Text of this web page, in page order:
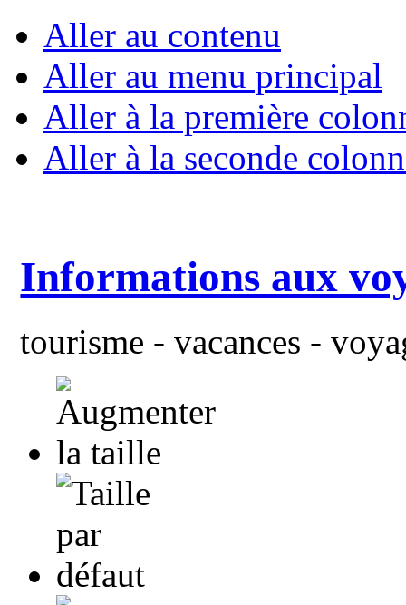
Aller au contenu
Aller au menu principal
Aller à la première
Aller à la seconde
Informations aux
tourisme - vacances -